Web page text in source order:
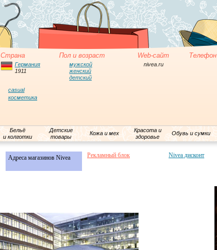
Страна Пол и возраст Web-сайт Телефон
Германия
1911
мужской
женский
детский
nivea.ru
casual
косметика
Бельё
и колготки
Детские
товары
Кожа и мех
Красота и
здоровье
Обувь и сумки
Адреса магазинов Nivea Рекламный блок Nivea дисконт